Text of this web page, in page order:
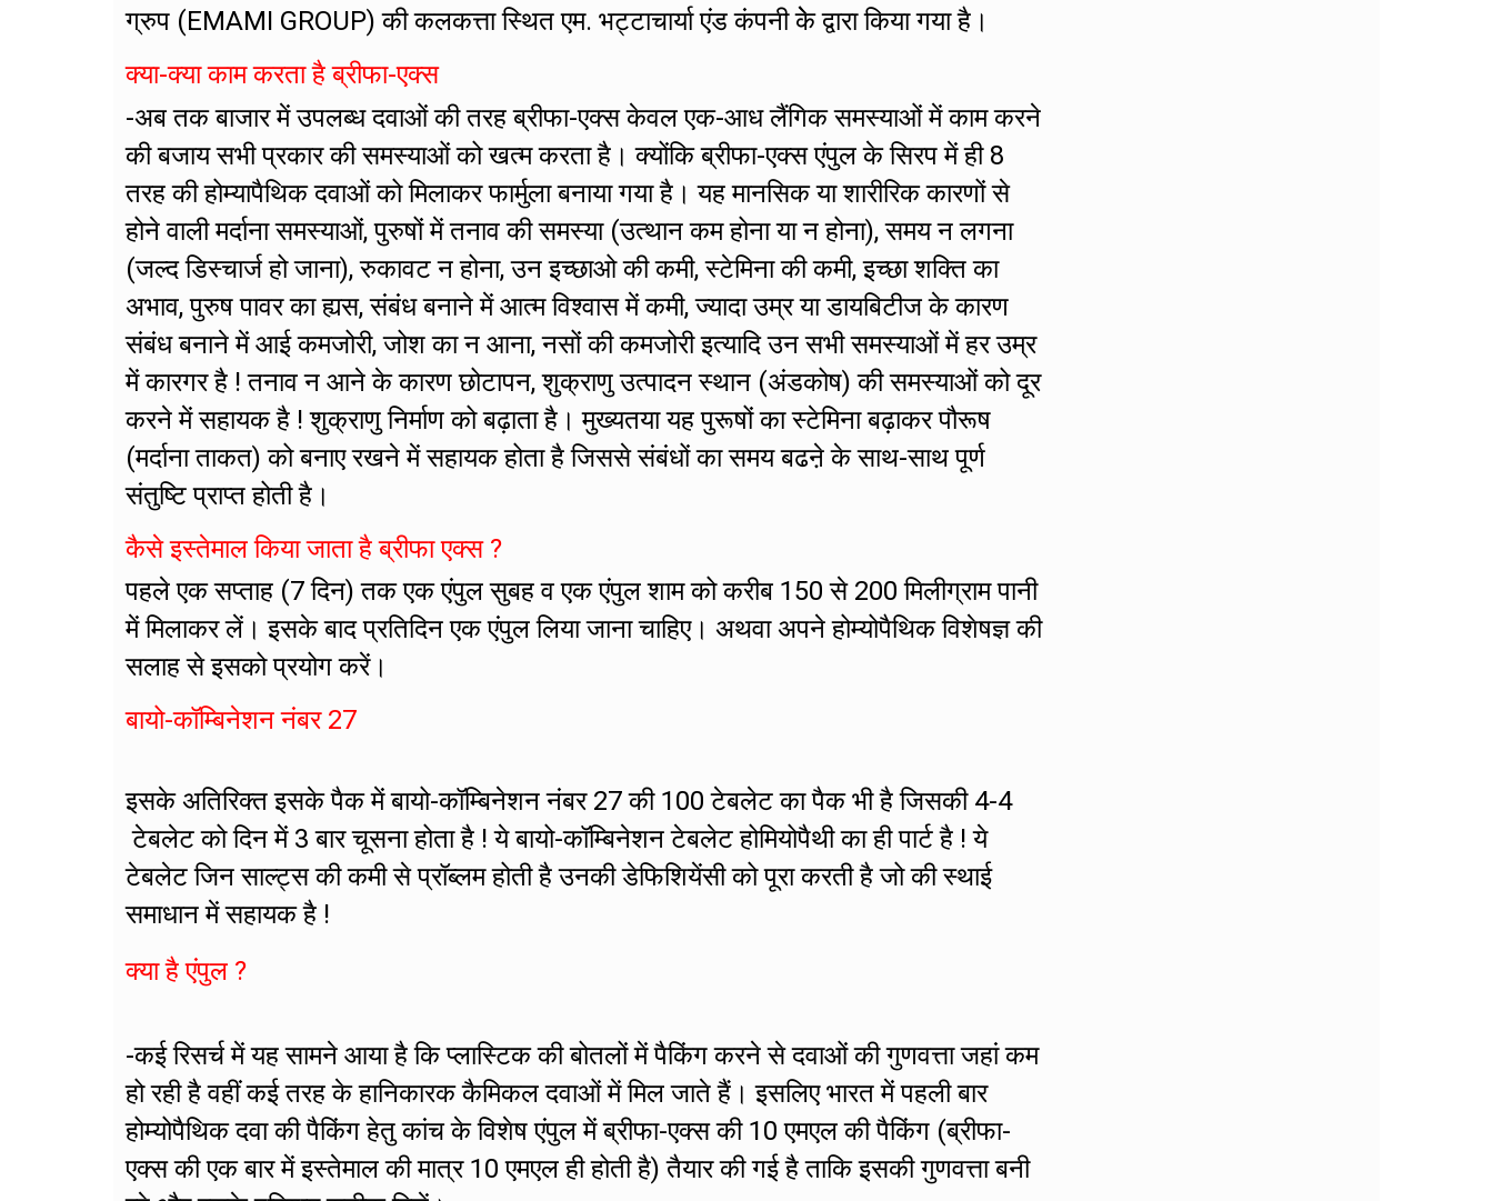
ग्रुप (EMAMI GROUP) की कलकत्ता स्थित एम. भट्टाचार्या एंड कंपनी केे द्वारा किया गया है।
क्या-क्या काम करता है ब्रीफा-एक्स
-अब तक बाजार में उपलब्ध दवाओं की तरह ब्रीफा-एक्स केवल एक-आध लैंगिक समस्याओं में काम करने
की बजाय सभी प्रकार की समस्याओं को खत्म करता है। क्योंकि ब्रीफा-एक्स एंपुल के सिरप में ही 8
तरह की होम्यापैथिक दवाओं को मिलाकर फार्मुला बनाया गया है। यह मानसिक या शारीरिक कारणों से
होने वाली मर्दाना समस्याओं, पुरुषों में तनाव की समस्या (उत्थान कम होना या न होना), समय न लगना
(जल्द डिस्चार्ज हो जाना), रुकावट न होना, उन इच्छाओ की कमी, स्टेमिना की कमी, इच्छा शक्ति का
अभाव, पुरुष पावर का ह्यस, संबंध बनाने में आत्म विश्वास में कमी, ज्यादा उम्र या डायबिटीज के कारण
संबंध बनाने में आई कमजोरी, जोश का न आना, नसों की कमजोरी इत्यादि उन सभी समस्याओं में हर उम्र
में कारगर है ! तनाव न आने के कारण छोटापन, शुक्राणु उत्पादन स्थान (अंडकोष) की समस्याओं को दूर
करने में सहायक है ! शुक्राणु निर्माण को बढ़ाता है। मुख्यतया यह पुरूषों का स्टेमिना बढ़ाकर पौरूष
(मर्दाना ताकत) को बनाए रखने में सहायक होता है जिससे संबंधों का समय बढऩे के साथ-साथ पूर्ण
संतुष्टि प्राप्त होती है।
कैसे इस्तेमाल किया जाता है ब्रीफा एक्स ?
पहले एक सप्ताह (7 दिन) तक एक एंपुल सुबह व एक एंपुल शाम को करीब 150 से 200 मिलीग्राम पानी
में मिलाकर लें। इसके बाद प्रतिदिन एक एंपुल लिया जाना चाहिए। अथवा अपने होम्योपैथिक विशेषज्ञ की
सलाह से इसको प्रयोग करें।
बायो-कॉम्बिनेशन नंबर 27
इसके अतिरिक्त इसके पैक में बायो-कॉम्बिनेशन नंबर 27 की 100 टेबलेट का पैक भी है जिसकी 4-4
टेबलेट को दिन में 3 बार चूसना होता है ! ये बायो-कॉम्बिनेशन टेबलेट होमियोपैथी का ही पार्ट है ! ये
टेबलेट जिन साल्ट्स की कमी से प्रॉब्लम होती है उनकी डेफिशियेंसी को पूरा करती है जो की स्थाई
समाधान में सहायक है !
क्या है एंपुल ?
-कई रिसर्च में यह सामने आया है कि प्लास्टिक की बोतलों में पैकिंग करने से दवाओं की गुणवत्ता जहां कम
हो रही है वहीं कई तरह के हानिकारक कैमिकल दवाओं में मिल जाते हैं। इसलिए भारत में पहली बार
होम्योपैथिक दवा की पैकिंग हेतु कांच के विशेष एंपुल में ब्रीफा-एक्स की 10 एमएल की पैकिंग (ब्रीफा-
एक्स की एक बार में इस्तेमाल की मात्र 10 एमएल ही होती है) तैयार की गई है ताकि इसकी गुणवत्ता बनी